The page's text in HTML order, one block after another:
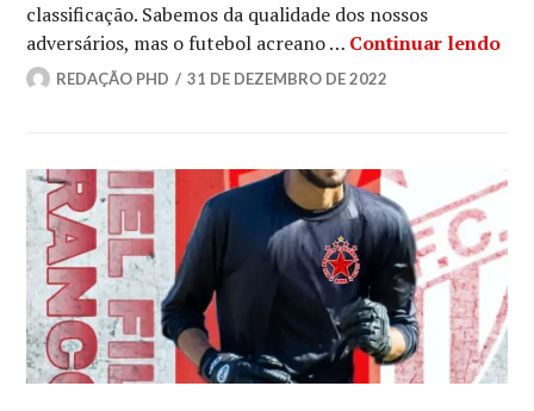
classificação. Sabemos da qualidade dos nossos
adversários, mas o futebol acreano … Continuar lendo
REDAÇÃO PHD 31 DE DEZEMBRO DE 2022